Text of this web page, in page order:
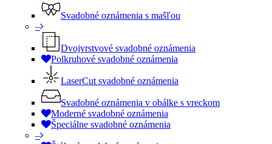
Svadobné oznámenia s mašľou
–
Dvojvrstvové svadobné oznámenia
Polkruhové svadobné oznámenia
LaserCut svadobné oznámenia
Svadobné oznámenia v obálke s vreckom
Moderné svadobné oznámenia
Špeciálne svadobné oznámenia
–